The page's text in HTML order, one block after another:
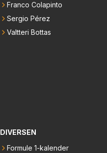
Franco Colapinto
Sergio Pérez
Valtteri Bottas
DIVERSEN
Formule 1-kalender